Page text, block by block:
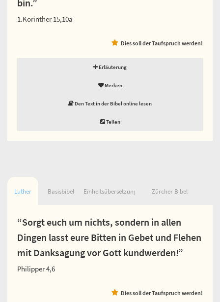
bin.”
1.Korinther 15,10a
Dies soll der Taufspruch werden!
Erläuterung
Merken
Den Text in der Bibel online lesen
Teilen
Luther Basisbibel Einheitsübersetzung Zürcher Bibel
“Sorgt euch um nichts, sondern in allen
Dingen lasst eure Bitten in Gebet und Flehen
mit Danksagung vor Gott kundwerden!”
Philipper 4,6
Dies soll der Taufspruch werden!